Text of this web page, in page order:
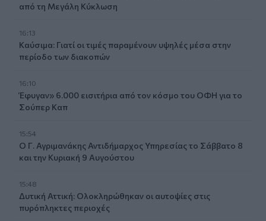
από τη Μεγάλη Κύκλωση
16:13
Καύσιμα: Γιατί οι τιμές παραμένουν υψηλές μέσα στην
περίοδο των διακοπών
16:10
Έφυγαν» 6.000 εισιτήρια από τον κόσμο του ΟΦΗ για το
Σούπερ Καπ
15:54
Ο Γ. Αγριμανάκης Αντιδήμαρχος Υπηρεσίας το Σάββατο 8
και την Κυριακή 9 Αυγούστου
15:48
Δυτική Αττική: Ολοκληρώθηκαν οι αυτοψίες στις
πυρόπληκτες περιοχές